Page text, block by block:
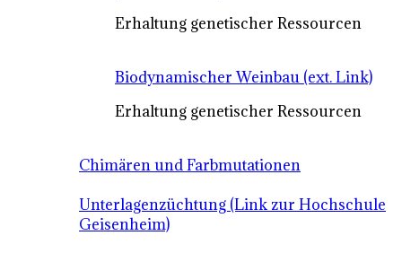
Erhaltung genetischer Ressourcen
Biodynamischer Weinbau (ext. Link)
Erhaltung genetischer Ressourcen
Chimären und Farbmutationen
Unterlagenzüchtung (Link zur Hochschule
Geisenheim)